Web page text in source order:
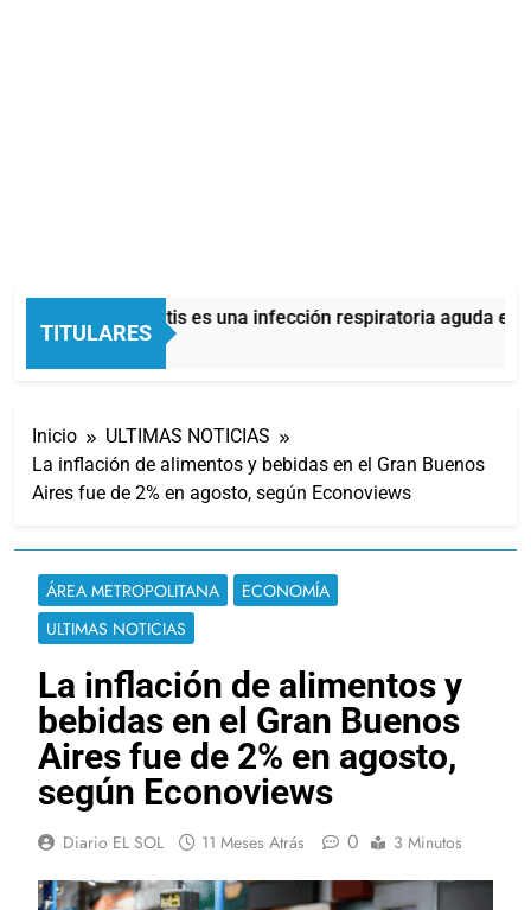
TITULARES
La bronquiolitis es una infección respiratoria aguda en
44 Minutos Atrás
Inicio
ULTIMAS NOTICIAS
La inflación de alimentos y bebidas en el Gran Buenos
Aires fue de 2% en agosto, según Econoviews
ÁREA METROPOLITANA
ECONOMÍA
ULTIMAS NOTICIAS
La inflación de alimentos y
bebidas en el Gran Buenos
Aires fue de 2% en agosto,
según Econoviews
Diario EL SOL 11 Meses Atrás 0 3 Minutos